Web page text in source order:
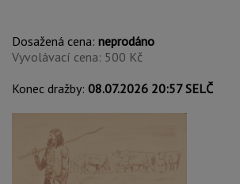
Dosažená cena: neprodáno
Vyvolávací cena: 500 Kč
Konec dražby: 08.07.2026 20:57 SELČ